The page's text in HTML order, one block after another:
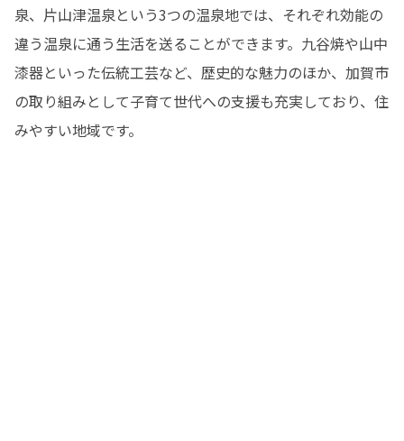
泉、片山津温泉という3つの温泉地では、それぞれ効能の
違う温泉に通う生活を送ることができます。九谷焼や山中
漆器といった伝統工芸など、歴史的な魅力のほか、加賀市
の取り組みとして子育て世代への支援も充実しており、住
みやすい地域です。